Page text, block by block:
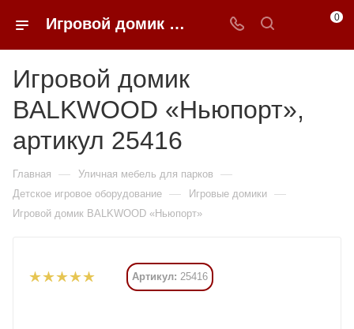
Игровой домик BALKWOOD «Ньюпорт» купить в Москве от 351 225 ₽ - 0FFER 0
Игровой домик
BALKWOOD «Ньюпорт»,
артикул 25416
Главная — Уличная мебель для парков —
Детское игровое оборудование — Игровые домики —
Игровой домик BALKWOOD «Ньюпорт»
Артикул: 25416